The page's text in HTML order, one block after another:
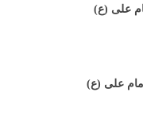
علی (ع)
علی (ع)